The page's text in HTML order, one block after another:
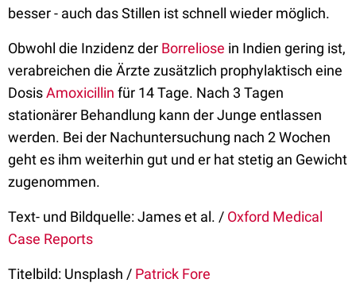
besser - auch das Stillen ist schnell wieder möglich.
Obwohl die Inzidenz der Borreliose in Indien gering ist,
verabreichen die Ärzte zusätzlich prophylaktisch eine
DosisAmoxicillin für 14 Tage. Nach 3 Tagen
stationärer Behandlung kann der Junge entlassen
werden. Bei der Nachuntersuchung nach 2 Wochen
geht es ihm weiterhin gut und er hat stetig an Gewicht
zugenommen.
Text- und Bildquelle: James et al. / Oxford Medical
Case Reports
Titelbild: Unsplash / Patrick Fore